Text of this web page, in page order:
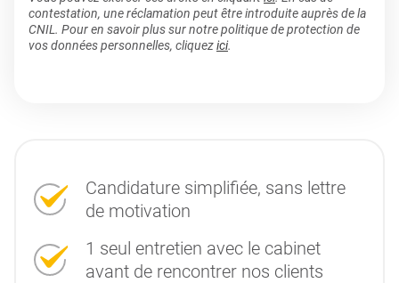
contestation, une réclamation peut être introduite auprès de la
CNIL. Pour en savoir plus sur notre politique de protection de
vos données personnelles, cliquezici.
Candidature simplifiée, sans lettre
de motivation
1 seul entretien avec le cabinet
avant de rencontrer nos clients